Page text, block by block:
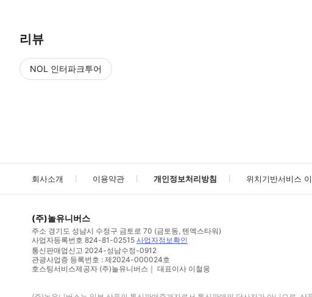
리뷰
NOL 인터파크투어
회사소개 이용약관 개인정보처리방침 위치기반서비스
(주)놀유니버스
주소 경기도 성남시 수정구 금토로 70 (금토동, 텐엑스타워)
사업자등록번호 824-81-02515 사업자정보확인
통신판매업신고 2024-성남수정-0912
관광사업증 등록번호 : 제2024-000024호
호스팅서비스제공자 (주)놀유니버스｜ 대표이사 이철웅